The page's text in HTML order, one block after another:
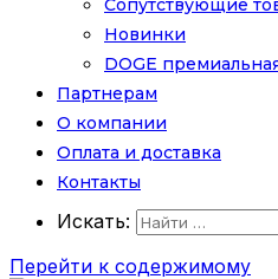
Сопутствующие
Новинки
DOGE
Партнерам
О компании
Оплата и доставка
Контакты
Искать:
Перейти к содержимому